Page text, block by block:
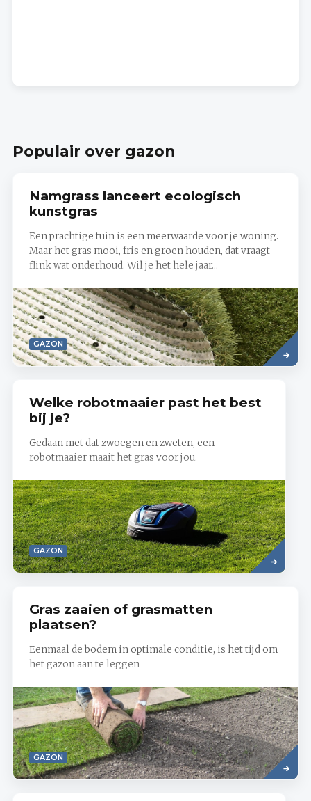
Populair over gazon
Namgrass lanceert ecologisch
kunstgras
Een prachtige tuin is een meerwaarde voor je woning.
Maar het gras mooi, fris en groen houden, dat vraagt
flink wat onderhoud. Wil je het hele jaar...
GAZON
Lees
meer
Welke robotmaaier past het best
bij je?
Gedaan met dat zwoegen en zweten, een
robotmaaier maait het gras voor jou.
GAZON
Read
more
Gras zaaien of grasmatten
plaatsen?
Eenmaal de bodem in optimale conditie, is het tijd om
het gazon aan te leggen
GAZON
Read
more